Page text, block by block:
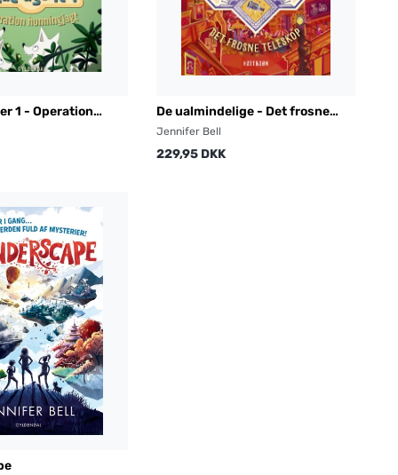
1 - Operation
De ualmindelige - Det frosne
teleskop
Jennifer Bell
229,95 DKK